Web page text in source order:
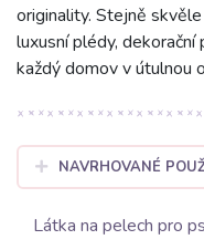
originality. Stejně
luxusní plédy,
každý domov v útulnou
NAVRHOVANÉ
Látka na pelech pro